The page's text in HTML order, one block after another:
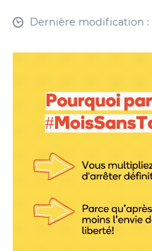
Dernière modification :